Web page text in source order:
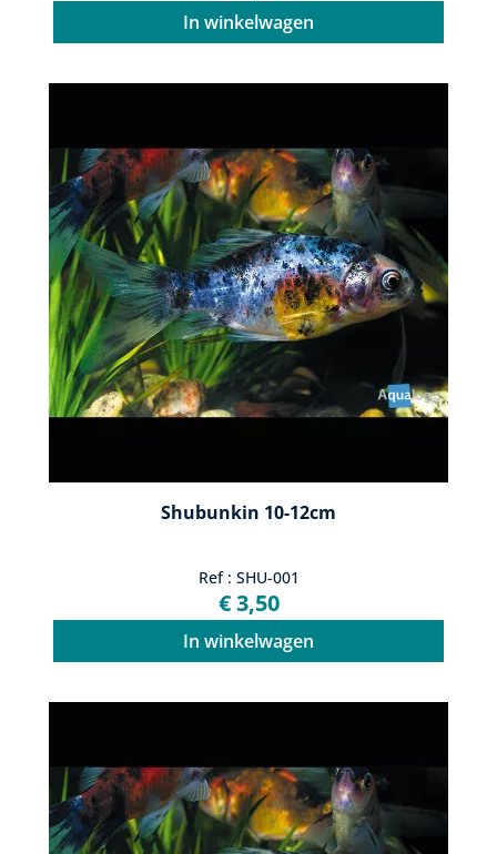
In winkelwagen
Shubunkin 10-12cm
Ref : SHU-001
€ 3,50
In winkelwagen